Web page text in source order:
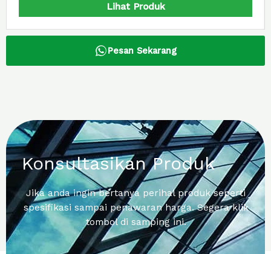
Lihat Produk
Pesan Sekarang
Konsultasikan Produk
Jika anda ingin bertanya perihal produk seperti
spesifikasi sampai penawaran harga. Segera klik
tombol di samping ini.